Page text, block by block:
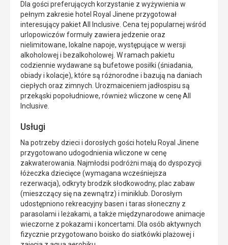
Dla gości preferujących korzystanie z wyżywienia w
pełnym zakresie hotel Royal Jinene przygotował
interesujący pakiet All Inclusive. Cena tej popularnej wśród
urlopowiczów formuły zawiera jedzenie oraz
nielimitowane, lokalne napoje, występujące w wersji
alkoholowej i bezalkoholowej. W ramach pakietu
codziennie wydawane są bufetowe posiłki (śniadania,
obiady i kolacje), które są różnorodne i bazują na daniach
ciepłych oraz zimnych. Urozmaiceniem jadłospisu są
przekąski popołudniowe, również wliczone w cenę All
Inclusive.
Usługi
Na potrzeby dzieci i dorosłych gości hotelu Royal Jinene
przygotowano udogodnienia wliczone w cenę
zakwaterowania. Najmłodsi podróżni mają do dyspozycji
łóżeczka dziecięce (wymagana wcześniejsza
rezerwacja), odkryty brodzik słodkowodny, plac zabaw
(mieszczący się na zewnątrz) i miniklub. Dorosłym
udostępniono rekreacyjny basen i taras słoneczny z
parasolami i leżakami, a także międzynarodowe animacje
wieczorne z pokazami i koncertami. Dla osób aktywnych
fizycznie przygotowano boisko do siatkówki plażowej i